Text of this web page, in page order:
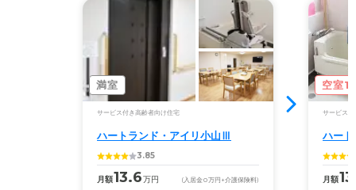
満室
サービス付き高齢者向け住宅
ハートランド・アイリ小山Ⅲ
3.85
月額13.6万円 (入居金0万円 +介護保険料)
空室1
サービス付
ハー
月額